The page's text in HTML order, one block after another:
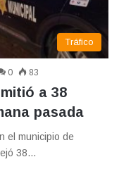
Tráfico
0 83
a 38
pasada
el municipio de
38…